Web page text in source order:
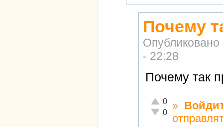
Почему
- 22:28
Почему так
Отлично!
0
Неадекватно!
0
»